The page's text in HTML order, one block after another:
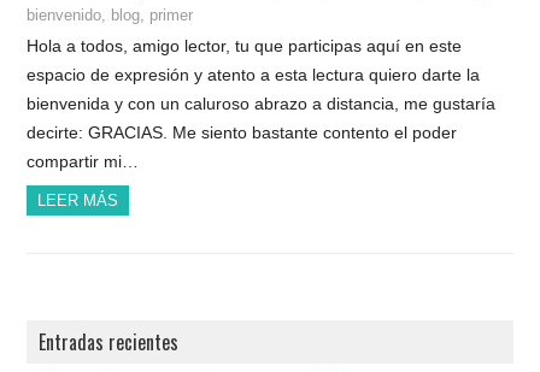
bienvenido
blog primer
Hola a todos, amigo lector, tu que participas aquí en este
espacio de expresión y atento a esta lectura quiero darte la
bienvenida y con un caluroso abrazo a distancia, me gustaría
decirte: GRACIAS. Me siento bastante contento el poder
compartir mi…
LEER MÁS
Entradas recientes